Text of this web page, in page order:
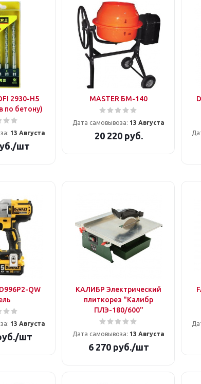
2930-H5
по бетону)
13 Августа
/шт
MASTER БМ-140
Дата самовывоза: 13 Августа
20 220руб.
QW
13 Августа
/шт
КАЛИБР Электрический
плиткорез "Калибр
ПЛЭ-180/600"
Дата самовывоза: 13 Августа
6 270руб./шт